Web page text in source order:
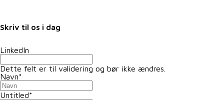
Skriv til os i dag
LinkedIn
Dette felt er til validering og bør ikke ændres.
Navn*
Untitled*